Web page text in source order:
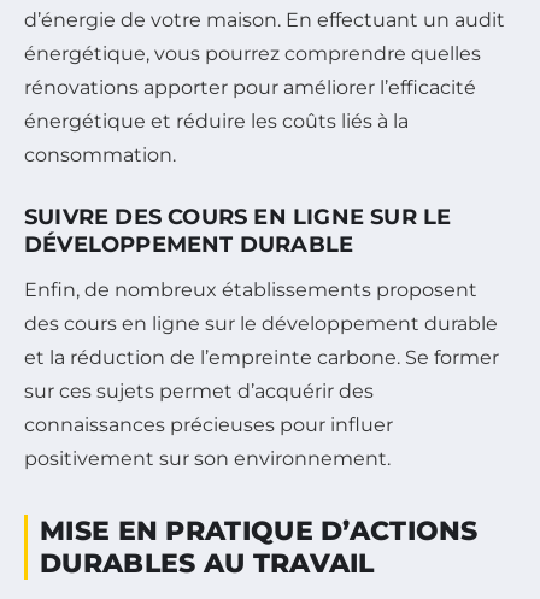
d’énergie de votre maison. En effectuant un audit
énergétique, vous pourrez comprendre quelles
rénovations apporter pour améliorer l’efficacité
énergétique et réduire les coûts liés à la
consommation.
SUIVRE DES COURS EN LIGNE SUR LE
DÉVELOPPEMENT DURABLE
Enfin, de nombreux établissements proposent
des cours en ligne sur le développement durable
et la réduction de l’empreinte carbone. Se former
sur ces sujets permet d’acquérir des
connaissances précieuses pour influer
positivement sur son environnement.
MISE EN PRATIQUE D’ACTIONS
DURABLES AU TRAVAIL